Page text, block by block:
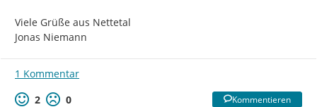
Viele Grüße aus Nettetal
Jonas Niemann
1 Kommentar
2
0 Kommentieren